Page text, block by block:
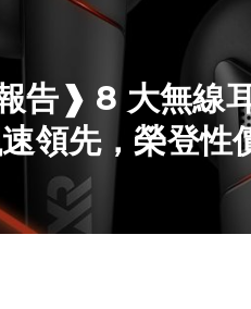
告❱ 8 大無線
領先，榮登性